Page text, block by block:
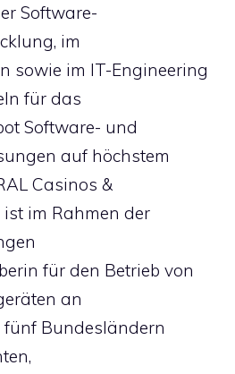
Software-
im
sowie im IT-Engineering
für das
Software- und
auf höchstem
Casinos &
im Rahmen der
für den Betrieb von
an
Bundesländern